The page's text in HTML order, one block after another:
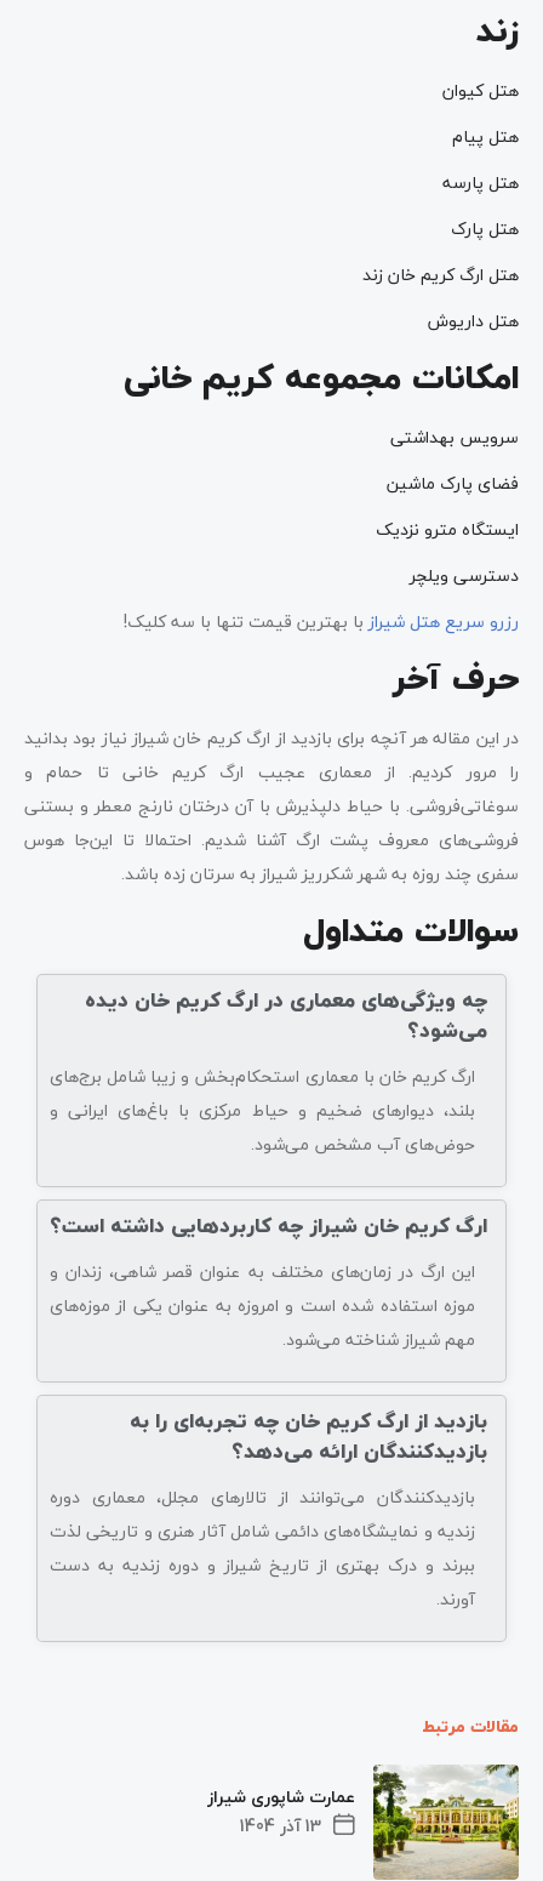
زند
هتل کیوان
هتل پیام
هتل پارسه
هتل پارک
هتل ارگ کریم خان زند
هتل داریوش
امکانات مجموعه کریم خانی
سرویس بهداشتی
فضای پارک ماشین
ایستگاه مترو نزدیک
دسترسی ویلچر
رزرو سریع هتل شیرازبا بهترین قیمت تنها با سه کلیک!
حرف آخر
در این مقاله هر آنچه برای بازدید از ارگ کریم خان شیراز نیاز بود بدانید
را مرور کردیم. از معماری عجیب ارگ کریم خانی تا حمام و
سوغاتی‌فروشی. با حیاط دلپذیرش با آن درختان نارنج معطر و بستنی
فروشی‌های معروف پشت ارگ آشنا شدیم. احتمالا تا این‌جا هوس
سفری چند روزه به شهر شکرریز شیراز به سرتان زده باشد.
سوالات متداول
چه ویژگی‌های معماری در ارگ کریم خان دیده
می‌شود؟
ارگ کریم خان با معماری استحکام‌بخش و زیبا شامل برج‌های
بلند، دیوارهای ضخیم و حیاط مرکزی با باغ‌های ایرانی و
حوض‌های آب مشخص می‌شود.
ارگ کریم خان شیراز چه کاربردهایی داشته است؟
این ارگ در زمان‌های مختلف به عنوان قصر شاهی، زندان و
موزه استفاده شده است و امروزه به عنوان یکی از موزه‌های
مهم شیراز شناخته می‌شود.
بازدید از ارگ کریم خان چه تجربه‌ای را به
بازدیدکنندگان ارائه می‌دهد؟
بازدیدکنندگان می‌توانند از تالارهای مجلل، معماری دوره
زندیه و نمایشگاه‌های دائمی شامل آثار هنری و تاریخی لذت
ببرند و درک بهتری از تاریخ شیراز و دوره زندیه به دست
آورند.
مقالات مرتبط
13 آذر 1404
عمارت شاپوری شیراز